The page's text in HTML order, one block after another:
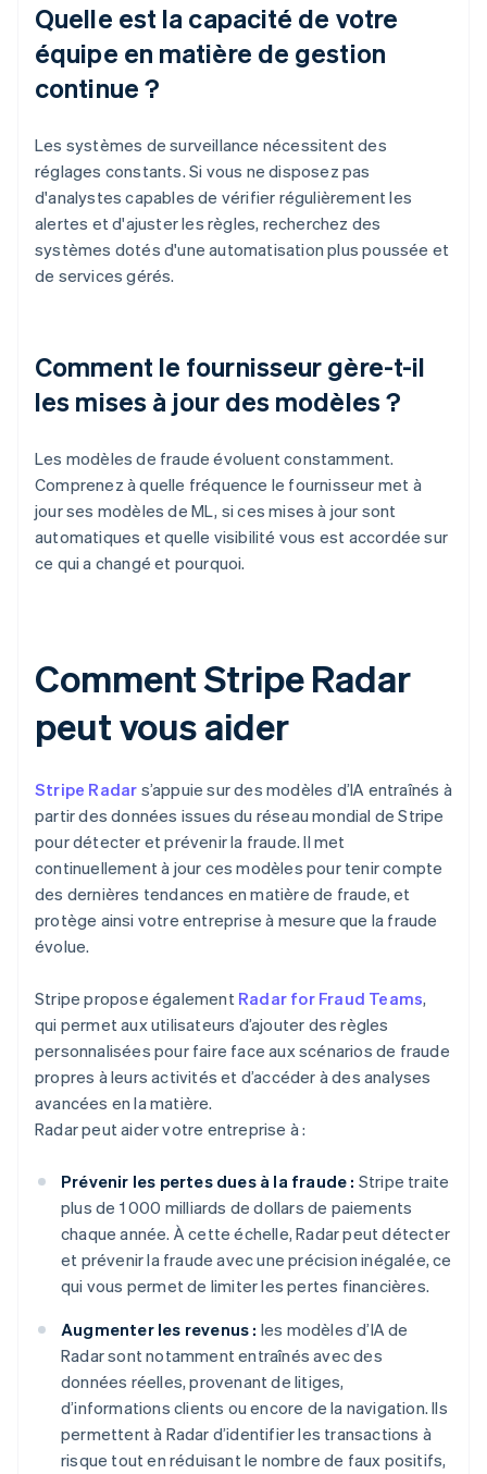
Quelle est la capacité de votre
équipe en matière de gestion
continue ?
Les systèmes de surveillance nécessitent des
réglages constants. Si vous ne disposez pas
d'analystes capables de vérifier régulièrement les
alertes et d'ajuster les règles, recherchez des
systèmes dotés d'une automatisation plus poussée et
de services gérés.
Comment le fournisseur gère-t-il
les mises à jour des modèles ?
Les modèles de fraude évoluent constamment.
Comprenez à quelle fréquence le fournisseur met à
jour ses modèles de ML, si ces mises à jour sont
automatiques et quelle visibilité vous est accordée sur
ce qui a changé et pourquoi.
Comment Stripe Radar
peut vous aider
Stripe Radar s’appuie sur des modèles d’IA entraînés à
partir des données issues du réseau mondial de Stripe
pour détecter et prévenir la fraude. Il met
continuellement à jour ces modèles pour tenir compte
des dernières tendances en matière de fraude, et
protège ainsi votre entreprise à mesure que la fraude
évolue.
Stripe propose également Radar for Fraud Teams,
qui permet aux utilisateurs d’ajouter des règles
personnalisées pour faire face aux scénarios de fraude
propres à leurs activités et d’accéder à des analyses
avancées en la matière.
Radar peut aider votre entreprise à :
Prévenir les pertes dues à la fraude : Stripe traite
plus de 1 000 milliards de dollars de paiements
chaque année. À cette échelle, Radar peut détecter
et prévenir la fraude avec une précision inégalée, ce
qui vous permet de limiter les pertes financières.
Augmenter les revenus : les modèles d’IA de
Radar sont notamment entraînés avec des
données réelles, provenant de litiges,
d’informations clients ou encore de la navigation. Ils
permettent à Radar d’identifier les transactions à
risque tout en réduisant le nombre de faux positifs,